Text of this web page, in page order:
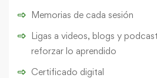
Memorias de cada sesión
Ligas a videos, blogs y
reforzar lo aprendido
Certificado digital